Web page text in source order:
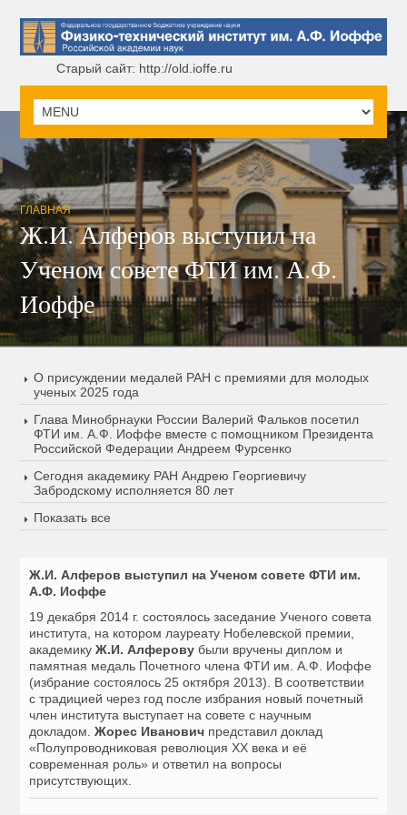
Старый сайт: http://old.ioffe.ru
ГЛАВНАЯ
Ж.И. Алферов выступил на
Ученом совете ФТИ им. А.Ф.
Иоффе
О присуждении медалей РАН с премиями для молодых
ученых 2025 года
Глава Минобрнауки России Валерий Фальков посетил
ФТИ им. А.Ф. Иоффе вместе с помощником Президента
Российской Федерации Андреем Фурсенко
Сегодня академику РАН Андрею Георгиевичу
Забродскому исполняется 80 лет
Показать все
Ж.И. Алферов выступил на Ученом совете ФТИ им.
А.Ф. Иоффе
19 декабря 2014 г. состоялось заседание Ученого совета
института, на котором лауреату Нобелевской премии,
академикуЖ.И. Алферову были вручены диплом и
памятная медаль Почетного члена ФТИ им. А.Ф. Иоффе
(избрание состоялось 25 октября 2013). В соответствии
с традицией через год после избрания новый почетный
член института выступает на совете с научным
докладом.Жорес Иванович представил доклад
«Полупроводниковая революция ХХ века и её
современная роль» и ответил на вопросы
присутствующих.